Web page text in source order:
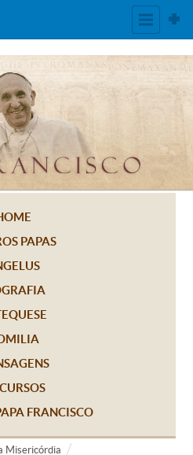
PAPAS
FRANCISCO
Misericórdia